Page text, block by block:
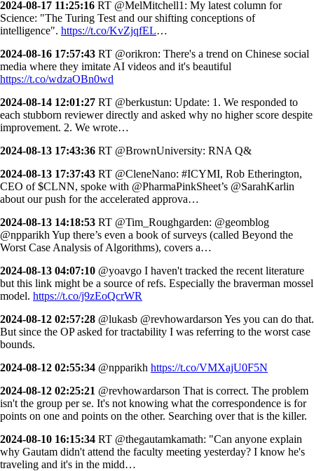
2024-08-17 11:25:16 RT @MelMitchell1: My latest column for
Science: "The Turing Test and our shifting conceptions of
intelligence". https://t.co/KvZjqfEL…
2024-08-16 17:57:43 RT @orikron: There's a trend on Chinese social
media where they imitate AI videos and it's beautiful
https://t.co/wdzaOBn0wd
2024-08-14 12:01:27 RT @berkustun: Update: 1. We responded to
each stubborn reviewer directly and asked why no higher score despite
improvement. 2. We wrote…
2024-08-13 17:43:36 RT @BrownUniversity: RNA Q&
2024-08-13 17:37:43 RT @CleneNano: #ICYMI, Rob Etherington,
CEO of $CLNN, spoke with @PharmaPinkSheet’s @SarahKarlin
about our push for the accelerated approva…
2024-08-13 14:18:53 RT @Tim_Roughgarden: @geomblog
@npparikh Yup there’s even a book of surveys (called Beyond the
Worst Case Analysis of Algorithms), covers a…
2024-08-13 04:07:10 @yoavgo I haven't tracked the recent literature
but this link might be a source of refs. Especially the braverman mossel
model. https://t.co/j9zEoQcrWR
2024-08-12 02:57:28 @lukasb @revhowardarson Yes you can do that.
But since the OP asked for tractability I was referring to the worst case
bounds.
2024-08-12 02:55:34 @npparikh https://t.co/VMXajU0F5N
2024-08-12 02:25:21 @revhowardarson That is correct. The problem
isn't the group per se. It's not knowing what the correspondence is for
points on one and points on the other. Searching over that is the killer.
2024-08-10 16:15:34 RT @thegautamkamath: "Can anyone explain
why Gautam didn't attend the faculty meeting yesterday? I know he's
traveling and it's in the midd…